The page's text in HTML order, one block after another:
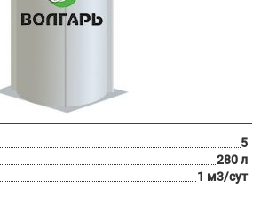
5
280 л
1 м3/сут